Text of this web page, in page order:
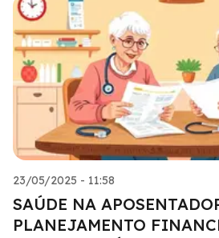
23/05/2025 - 11:58
SAÚDE NA
PLANEJAMENTO